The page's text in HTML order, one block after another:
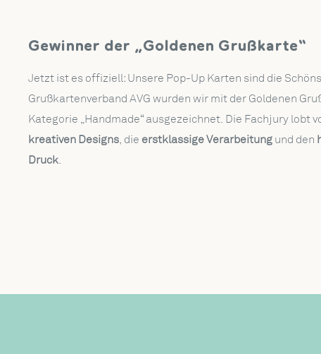
Gewinner der „Goldenen Grußkarte“
Jetzt ist es offiziell: Unsere Pop-Up Karten sind die
Grußkartenverband AVG wurden wir mit der Goldenen
Kategorie „Handmade“ ausgezeichnet. Die Fachjury lobt
kreativen Designs, die erstklassige Verarbeitung und den
Druck.